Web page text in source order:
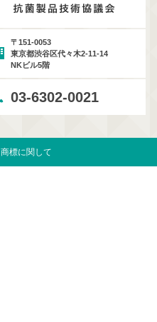
〒151-0053
東京都渋谷区代々木2-11-14
NKビル5階
03-6302-0021
商標に関して